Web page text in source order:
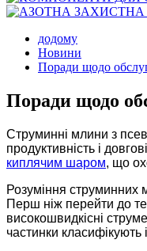
додому
Новини
Поради щодо
Поради щодо
Струминні млини з
продуктивність і
киплячим шаром, що
Розуміння струминних
Перш ніж перейти до
високошвидкісні
частинки класифікують